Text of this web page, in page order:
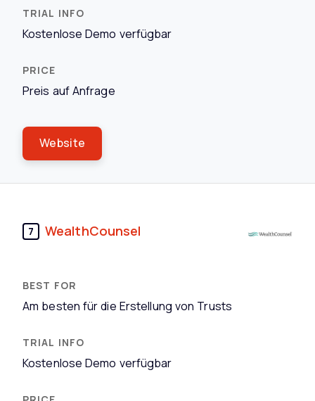
Kostenlose Demo verfügbar
Preis auf Anfrage
Website
7 WealthCounsel
Am besten für die Erstellung von Trusts
Kostenlose Demo verfügbar